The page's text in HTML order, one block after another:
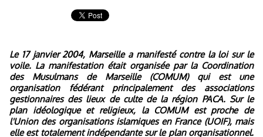
Le 17 janvier 2004, Marseille a manifesté contre la loi sur le
voile. La manifestation était organisée par la Coordination
des Musulmans de Marseille (COMUM) qui est une
organisation fédérant principalement des associations
gestionnaires des lieux de culte de la région PACA. Sur le
plan idéologique et religieux, la COMUM est proche de
l'Union des organisations islamiques en France (UOIF), mais
elle est totalement indépendante sur le plan organisationnel.